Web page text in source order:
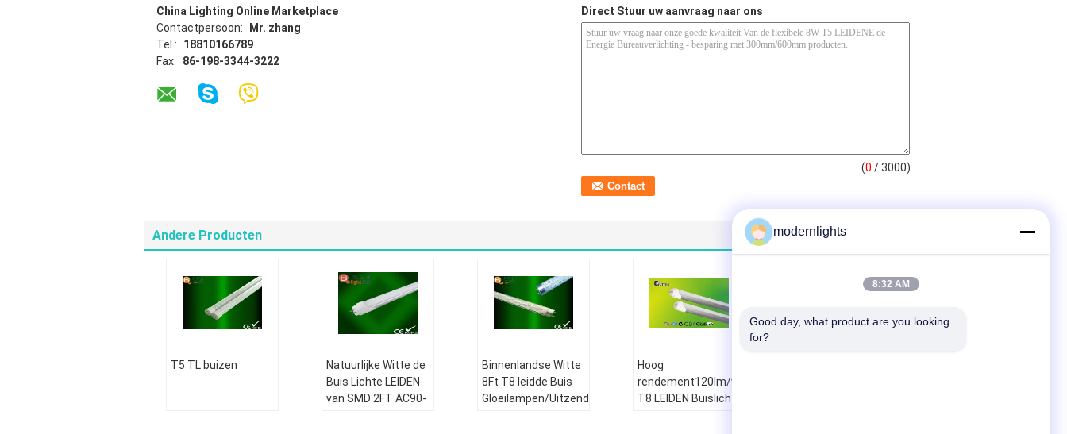
China Lighting Online Marketplace
Contactpersoon:
Mr. zhang
Tel.:
18810166789
Fax:
86-198-3344-3222
Direct Stuur uw aanvraag naar ons
(0 / 3000)
Andere Producten
T5 TL buizen
Natuurlijke Witte de
Buis Lichte LEIDEN
van SMD 2FT AC90-
Binnenlandse Witte
8Ft T8 leidde Buis
Gloeilampen/Uitzendend
Hoog
rendement120lm/w
T8 LEIDEN Buislicht
modernlights
8:32 AM
Good day, what product are you looking
for?